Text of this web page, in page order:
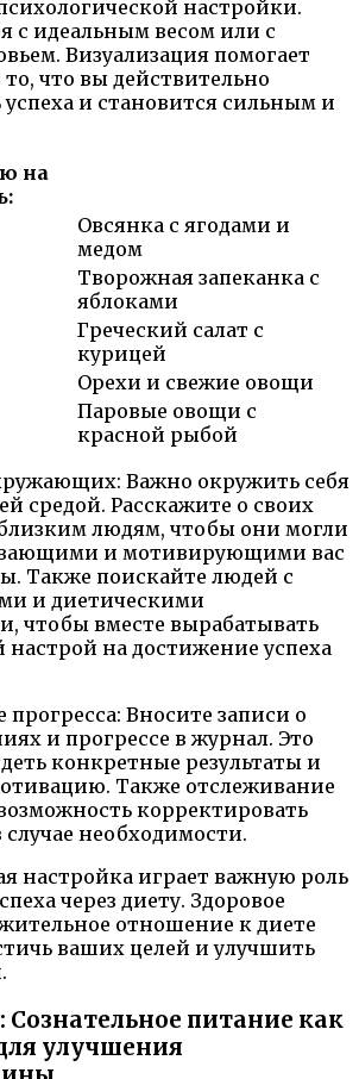
настройки.
с идеальным весом или с
Визуализация помогает
что вы действительно
и становится сильным и
на
Овсянка с ягодами и
медом
Творожная запеканка с
яблоками
Греческий салат с
курицей
Орехи и свежие овощи
Паровые овощи с
красной рыбой
Важно окружить себя
средой. Расскажите о своих
людям, чтобы они могли
и мотивирующими вас
Также поискайте людей с
и диетическими
чтобы вместе вырабатывать
на достижение успеха
прогресса: Вносите записи о
и прогрессе в журнал. Это
конкретные результаты и
Также отслеживание
корректировать
необходимости.
настройка играет важную роль
через диету. Здоровое
отношение к диете
ваших целей и улучшить
Сознательное питание как
улучшения